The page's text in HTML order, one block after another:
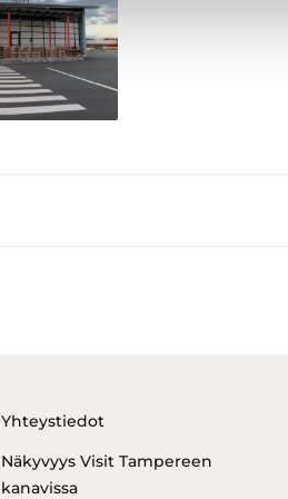
Yhteystiedot
Näkyvyys Visit Tampereen
kanavissa